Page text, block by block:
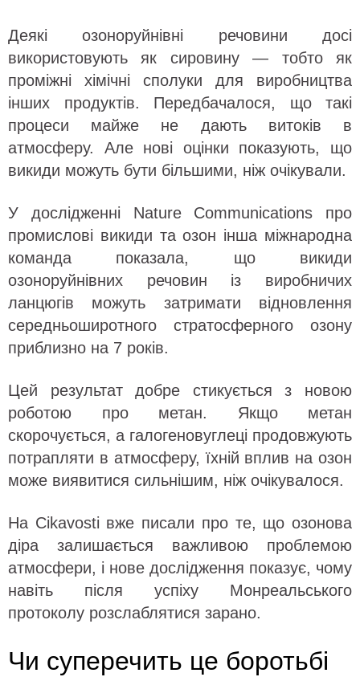
Деякі озоноруйнівні речовини досі
використовують як сировину — тобто як
проміжні хімічні сполуки для виробництва
інших продуктів. Передбачалося, що такі
процеси майже не дають витоків в
атмосферу. Але нові оцінки показують, що
викиди можуть бути більшими, ніж очікували.
У дослідженні Nature Communications про
промислові викиди та озон інша міжнародна
команда показала, що викиди
озоноруйнівних речовин із виробничих
ланцюгів можуть затримати відновлення
середньоширотного стратосферного озону
приблизно на 7 років.
Цей результат добре стикується з новою
роботою про метан. Якщо метан
скорочується, а галогеновуглеці продовжують
потрапляти в атмосферу, їхній вплив на озон
може виявитися сильнішим, ніж очікувалося.
На Cikavosti вже писали про те, що озонова
діра залишається важливою проблемою
атмосфери, і нове дослідження показує, чому
навіть після успіху Монреальського
протоколу розслаблятися зарано.
Чи суперечить це боротьбі